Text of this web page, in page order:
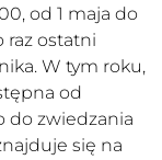
od 1 maja do
raz ostatni
W tym roku,
od
do zwiedzania
się na